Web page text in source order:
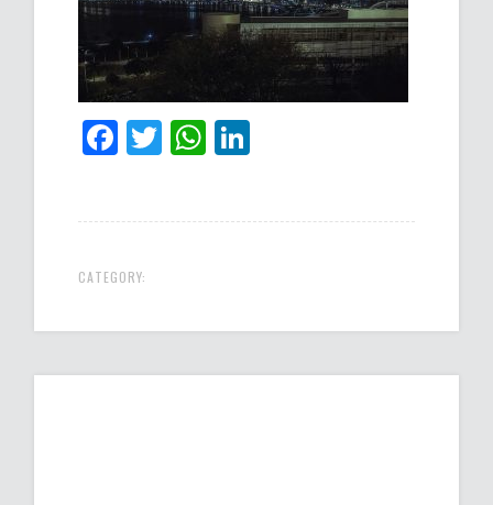
Facebook
TwitterWhatsApp
CATEGORY: